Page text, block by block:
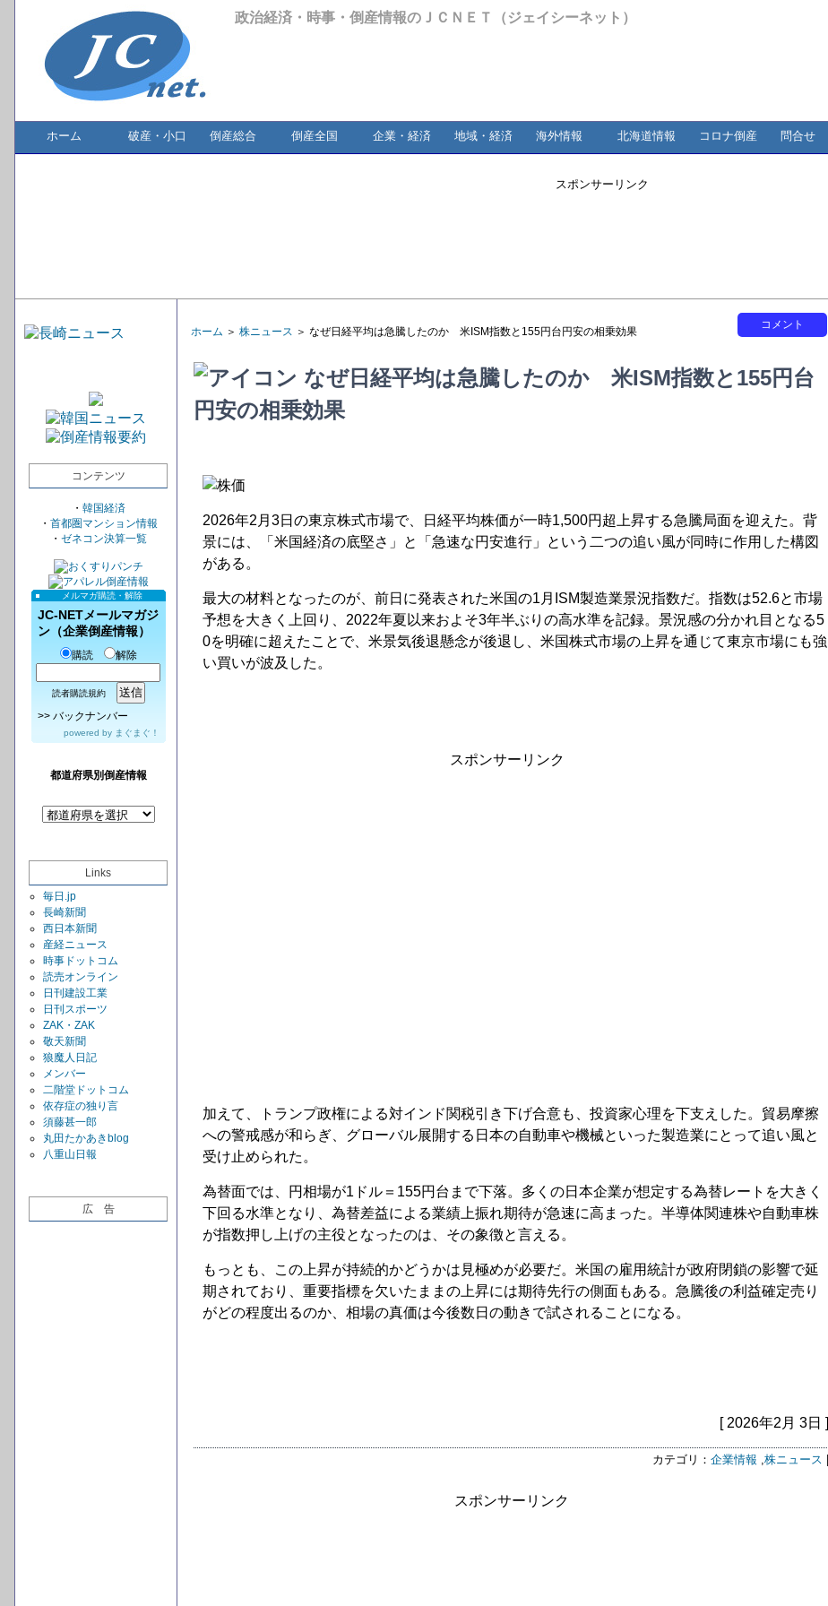
政治経済・時事・倒産情報のＪＣＮＥＴ（ジェイシーネット）
ホーム 破産・小口 倒産総合 倒産全国 企業・経済 地域・経済 海外情報 北海道情報 コロナ倒産 問合せ
スポンサーリンク
コンテンツ
・ 韓国経済
・ 首都圏マンション情報
・ ゼネコン決算一覧
メルマガ購読・解除
JC-NETメールマガジ
ン（企業倒産情報）
購読 解除
読者購読規約
>> バックナンバー
powered by まぐまぐ！
都道府県別倒産情報
Links
毎日.jp
長崎新聞
西日本新聞
産経ニュース
時事ドットコム
読売オンライン
日刊建設工業
日刊スポーツ
ZAK・ZAK
敬天新聞
狼魔人日記
メンバー
二階堂ドットコム
依存症の独り言
須藤甚一郎
丸田たかあきblog
八重山日報
広 告
コメント
ホーム ＞ 株ニュース ＞ なぜ日経平均は急騰したのか 米ISM指数と155円台円安の相乗効果
なぜ日経平均は急騰したのか 米ISM指数と155円台
円安の相乗効果
2026年2月3日の東京株式市場で、日経平均株価が一時1,500円超上昇する急騰局面を迎えた。背
景には、「米国経済の底堅さ」と「急速な円安進行」という二つの追い風が同時に作用した構図
がある。
最大の材料となったのが、前日に発表された米国の1月ISM製造業景況指数だ。指数は52.6と市場
予想を大きく上回り、2022年夏以来およそ3年半ぶりの高水準を記録。景況感の分かれ目となる5
0を明確に超えたことで、米景気後退懸念が後退し、米国株式市場の上昇を通じて東京市場にも強
い買いが波及した。
スポンサーリンク
加えて、トランプ政権による対インド関税引き下げ合意も、投資家心理を下支えした。貿易摩擦
への警戒感が和らぎ、グローバル展開する日本の自動車や機械といった製造業にとって追い風と
受け止められた。
為替面では、円相場が1ドル＝155円台まで下落。多くの日本企業が想定する為替レートを大きく
下回る水準となり、為替差益による業績上振れ期待が急速に高まった。半導体関連株や自動車株
が指数押し上げの主役となったのは、その象徴と言える。
もっとも、この上昇が持続的かどうかは見極めが必要だ。米国の雇用統計が政府閉鎖の影響で延
期されており、重要指標を欠いたままの上昇には期待先行の側面もある。急騰後の利益確定売り
がどの程度出るのか、相場の真価は今後数日の動きで試されることになる。
[ 2026年2月 3日 ]
カテゴリ： 企業情報 ,株ニュース
スポンサーリンク